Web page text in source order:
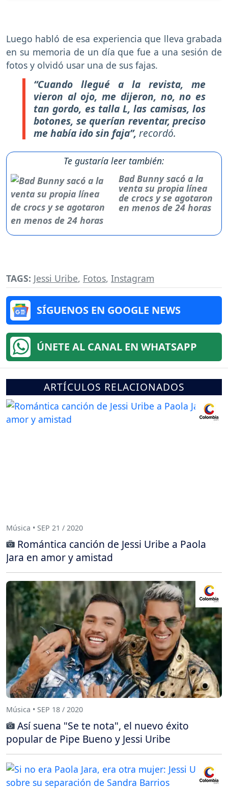
Luego habló de esa experiencia que lleva grabada
en su memoria de un día que fue a una sesión de
fotos y olvidó usar una de sus fajas.
“Cuando llegué a la revista, me
vieron al ojo, me dijeron, no, no es
tan gordo, es talla L, las camisas, los
botones, se querían reventar, preciso
me había ido sin faja”, recordó.
Te gustaría leer también:
Bad Bunny sacó a la
venta su propia línea
de crocs y se agotaron
en menos de 24 horas
TAGS: Jessi Uribe, Fotos, Instagram
SÍGUENOS EN GOOGLE NEWS
ÚNETE AL CANAL EN WHATSAPP
ARTÍCULOS RELACIONADOS
Música • SEP 21 / 2020
Romántica canción de Jessi Uribe a Paola
Jara en amor y amistad
Música • SEP 18 / 2020
Así suena "Se te nota", el nuevo éxito
popular de Pipe Bueno y Jessi Uribe